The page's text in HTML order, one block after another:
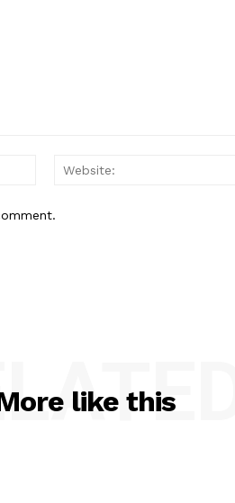
Email:*
like this